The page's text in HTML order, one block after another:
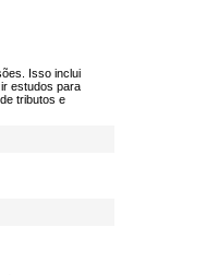
Isso inclui
estudos para
tributos e